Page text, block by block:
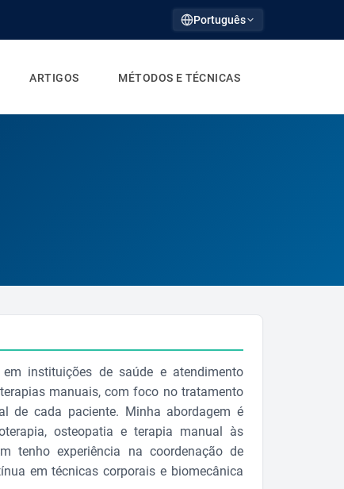
Português
ARTIGOS MÉTODOS E TÉCNICAS
instituições de saúde e atendimento
manuais, com foco no tratamento
de cada paciente. Minha abordagem é
osteopatia e terapia manual às
tenho experiência na coordenação de
em técnicas corporais e biomecânica